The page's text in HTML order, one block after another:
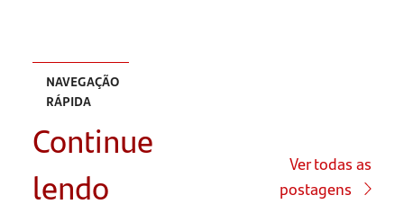
NAVEGAÇÃO
RÁPIDA
Para sua
empresa
Para suas
Continue
lendo
Ver todas as
postagens